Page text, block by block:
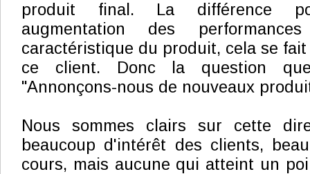
produit final. La différence
augmentation des
caractéristique du produit, cela se
ce client. Donc la question
"Annonçons-nous de nouveaux
Nous sommes clairs sur cette
beaucoup d'intérêt des clients,
cours, mais aucune qui atteint un